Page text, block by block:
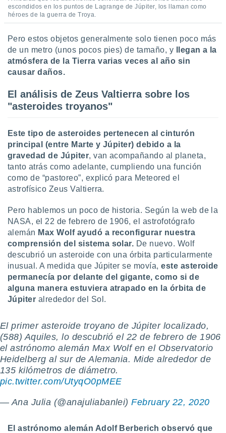
e
mediante
publicidad
publicidad
1199
escondidos en los puntos de Lagrange de Júpiter, los llaman como
héroes de la guerra de Troya.
Pero estos objetos generalmente solo tienen poco más
de un metro (unos pocos pies) de tamaño, y
llegan a la
atmósfera de la Tierra varias veces al año sin
causar daños.
El análisis de Zeus Valtierra sobre los
"asteroides troyanos"
Este tipo de asteroides pertenecen al cinturón
principal (entre Marte y Júpiter) debido a la
gravedad de Júpiter, van acompañando al planeta,
tanto atrás como adelante, cumpliendo una función
como de “pastoreo”, explicó para Meteored el
astrofísico Zeus Valtierra.
Pero hablemos un poco de historia. Según la web de la
NASA, el 22 de febrero de 1906, el astrofotógrafo
alemán Max Wolf ayudó a reconfigurar nuestra
comprensión del sistema solar. De nuevo. Wolf
descubrió un asteroide con una órbita particularmente
inusual. A medida que Júpiter se movía,este asteroide
permanecía por delante del gigante, como si de
alguna manera estuviera atrapado en la órbita de
Júpiter alrededor del Sol.
El primer asteroide troyano de Júpiter localizado,
(588) Aquiles, lo descubrió el 22 de febrero de 1906
el astrónomo alemán Max Wolf en el Observatorio
Heidelberg al sur de Alemania. Mide alrededor de
135 kilómetros de diámetro.
pic.twitter.com/UtyqO0pMEE
— Ana Julia (@anajuliabanlei)February 22, 2020
El astrónomo alemán Adolf Berberich observó que